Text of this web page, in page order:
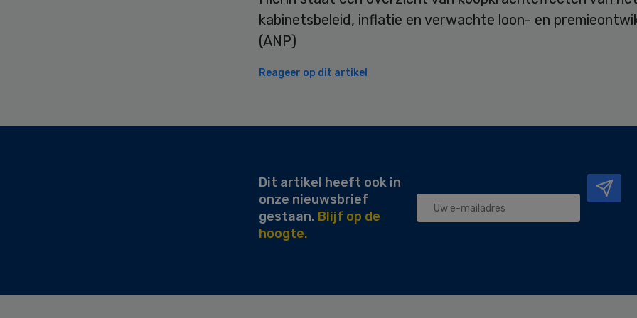
kabinetsbeleid, inflatie en verwachte loon- en
(ANP)
Reageer op dit artikel
Dit artikel heeft ook in
onze nieuwsbrief
gestaan. Blijf op de
hoogte.